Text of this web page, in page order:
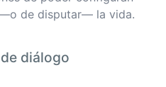
de disputar— la vida.
diálogo